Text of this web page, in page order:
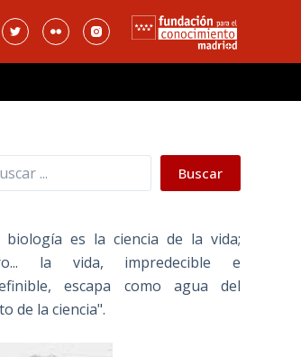
Buscar
biología es la ciencia de la vida;
la vida, impredecible e
escapa como agua del
de la ciencia".